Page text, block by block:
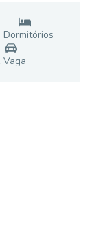
Dormitórios
Vaga